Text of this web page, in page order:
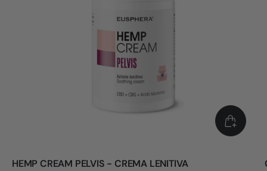
HEMP CREAM PELVIS - CREMA LENITIVA